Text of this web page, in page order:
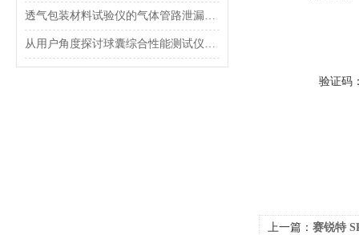
透气包装材料试验仪的气体管路泄漏防护与废气排放系统详解
从用户角度探讨球囊综合性能测试仪的故障问题
验证码
上一篇： 赛锐特